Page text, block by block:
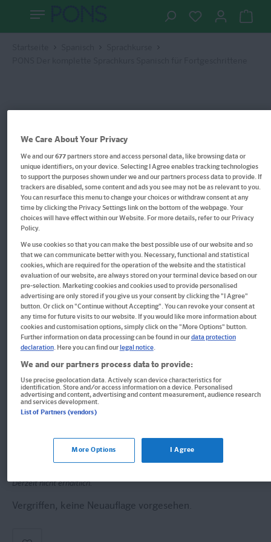
Im Buch blättern
PONS Der komplette
Sprachkurs Spanisch für
Fortgeschrittene
Spanischkenntnisse mühelos erweitern: Mit Buch,
Videos, Audio- u. Onlineübungen
Buch
Derzeit nicht erhältlich.
Vergriffen, keine Neuauflage vorgesehen.
We Care About Your Privacy
We and our677partners store and access personal data, like browsing data or
unique identifiers, on your device. Selecting I Agree enables tracking technologies
to support the purposes shown under we and our partners process data to provide. If
trackers are disabled, some content and ads you see may not be as relevant to you.
You can resurface this menu to change your choices or withdraw consent at any
time by clicking the Privacy Settings link on the bottom of the webpage. Your
choices will have effect within our Website. For more details, refer to our Privacy
Policy.
We use cookies so that you can make the best possible use of our website and so
that we can communicate better with you. Necessary, functional and statistical
cookies, which are required for the operation of the website and the statistical
evaluation of our website, are always stored on your terminal device based on our
pre-selection. Marketing cookies and cookies used to provide personalised
advertising are only stored if you give us your consent by clicking the "I Agree"
button. Or click on "Continue without Accepting". You can revoke your consent at
any time for future visits to our website. If you would like more information about
cookies and customisation options, simply click on the "More Options" button.
Further information on data processing can be found in ourdata protection
declaration. Here you can find our legal notice.
We and our partners process data to provide:
Use precise geolocation data. Actively scan device characteristics for
identification. Store and/or access information on a device. Personalised
advertising and content, advertising and content measurement, audience research
and services development.
List of Partners (vendors)
More Options I Agree